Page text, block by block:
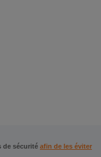
de sécurité afin de les éviter